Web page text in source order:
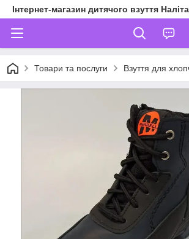
Інтернет-магазин дитячого взуття
Товари та послуги Взуття для